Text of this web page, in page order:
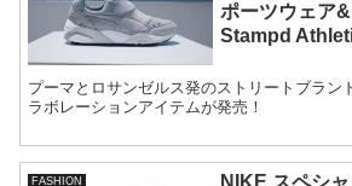
ポーツウェア
Stampd
プーマとロサンゼルス発のストリートブラン
ラボレーションアイテムが発売！
FASHION